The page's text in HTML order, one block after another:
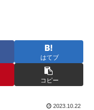
はてブ
コピー
2023.10.22